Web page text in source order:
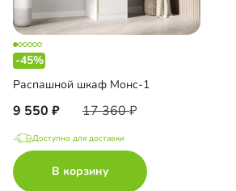
-45%
Распашной шкаф Монс-1
9 550 17 360
Доступно для доставки
В корзину